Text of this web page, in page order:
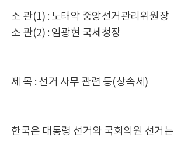
소 관(1) : 노태악 중앙선거관리위원장
소 관(2) : 임광현 국세청장
제 목 : 선거 사무 관련 등(상속세)
한국은 대통령 선거와 국회의원 선거는